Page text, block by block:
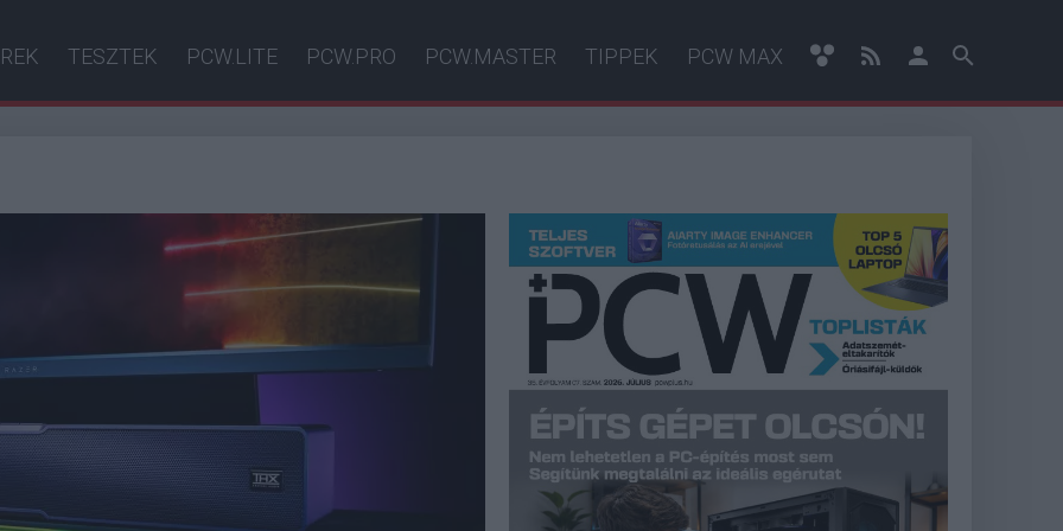
TESZTEK PCW.LITE PCW.PRO PCW.MASTER TIPPEK PCW MAX